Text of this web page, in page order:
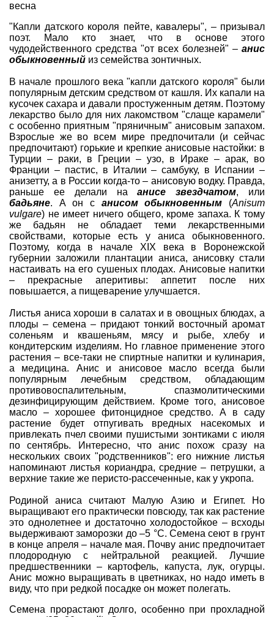
весна
"Капли датского короля пейте, кавалеры", – призывал
поэт. Мало кто знает, что в основе этого
чудодейственного средства "от всех болезней" – анис
обыкновенный из семейства зонтичных.
В начале прошлого века "капли датского короля" были
популярным детским средством от кашля. Их капали на
кусочек сахара и давали простуженным детям. Поэтому
лекарство было для них лакомством "слаще карамели"
с особенно приятным "пряничным" анисовым запахом.
Взрослые же во всем мире предпочитали (и сейчас
предпочитают) горькие и крепкие анисовые настойки: в
Турции – раки, в Греции – узо, в Ираке – арак, во
Франции – пастис, в Италии – самбуку, в Испании –
анизетту, а в России когда-то – анисовую водку. Правда,
раньше ее делали наанисе звездчатом, или
бадьяне. А он с анисом обыкновенным (Anisum
vulgare) не имеет ничего общего, кроме запаха. К тому
же бадьян не обладает теми лекарственными
свойствами, которые есть у аниса обыкновенного.
Поэтому, когда в начале XIX века в Воронежской
губернии заложили плантации аниса, анисовку стали
настаивать на его сушеных плодах. Анисовые напитки
– прекрасные аперитивы: аппетит после них
повышается, а пищеварение улучшается.
Листья аниса хороши в салатах и в овощных блюдах, а
плоды – семена – придают тонкий восточный аромат
соленьям и квашеньям, мясу и рыбе, хлебу и
кондитерским изделиям. Но главное применение этого
растения – все-таки не спиртные напитки и кулинария,
а медицина. Анис и анисовое масло всегда были
популярным лечебным средством, обладающим
противовоспалительным, спазмолитическими
дезинфицирующим действием. Кроме того, анисовое
масло – хорошее фитонцидное средство. А в саду
растение будет отпугивать вредных насекомых и
привлекать пчел своими пушистыми зонтиками с июля
по сентябрь. Интересно, что анис похож сразу на
нескольких своих "родственников": его нижние листья
напоминают листья кориандра, средние – петрушки, а
верхние такие же перисто-рассеченные, как у укропа.
Родиной аниса считают Малую Азию и Египет. Но
выращивают его практически повсюду, так как растение
это однолетнее и достаточно холодостойкое – всходы
выдерживают заморозки до –5 °С. Семена сеют в грунт
в конце апреля – начале мая. Почву анис предпочитает
плодородную с нейтральной реакцией. Лучшие
предшественники – картофель, капуста, лук,огурцы.
Анис можно выращивать в цветниках, но надо иметь в
виду, что при редкой посадке он может полегать.
Семена прорастают долго, особенно при прохладной